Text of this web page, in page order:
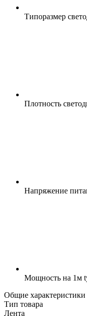
Типоразмер
Плотность
Напряжение
Мощность на 1м
Общие характеристики
Тип товара
Лента